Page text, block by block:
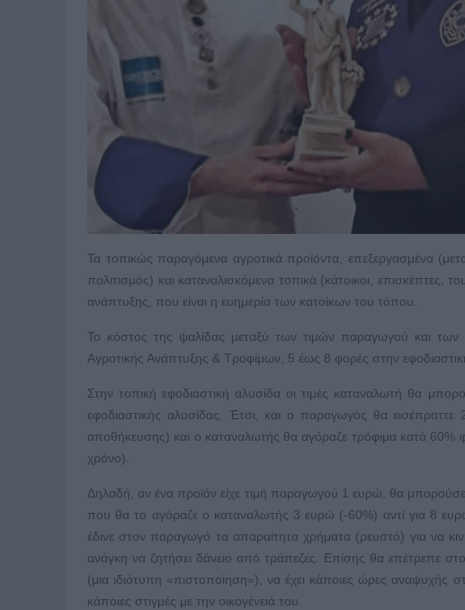
Τα τοπικώς παραγόμενα αγροτικά προϊόντα, επεξεργασμένα
πολιτισμός) και καταναλισκόμενα τοπικά (κάτοικοι,
ανάπτυξης, που είναι η ευημερία των κατοίκων του τόπου.
Το κόστος της ψαλίδας μεταξύ των τιμών παραγωγού και
Αγροτικής Ανάπτυξης & Τροφίμων, 5 έως 8 φορές στην
Στην τοπική εφοδιαστική αλυσίδα οι τιμές καταναλωτή θα
εφοδιαστικής αλυσίδας. Έτσι, και ο παραγωγός θα
αποθήκευσης) και ο καταναλωτής θα αγόραζε τρόφιμα κατά 60%
χρόνο).
Δηλαδή, αν ένα προϊόν είχε τιμή παραγωγού 1 ευρώ, θα
που θα το αγόραζε ο καταναλωτής 3 ευρώ (-60%) αντί για 8
έδινε στον παραγωγό τα απαραίτητα χρήματα (ρευστό) για να
ανάγκη να ζητήσει δάνειο από τράπεζες. Επίσης θα επέτρεπε
(μια ιδιότυπη «πιστοποίηση»), να έχει κάποιες ώρες
κάποιες στιγμές με την οικογένειά του.